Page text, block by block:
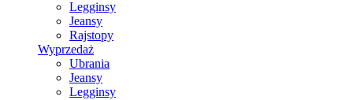
Legginsy
Jeansy
Rajstopy
Wyprzedaż
Ubrania
Jeansy
Legginsy